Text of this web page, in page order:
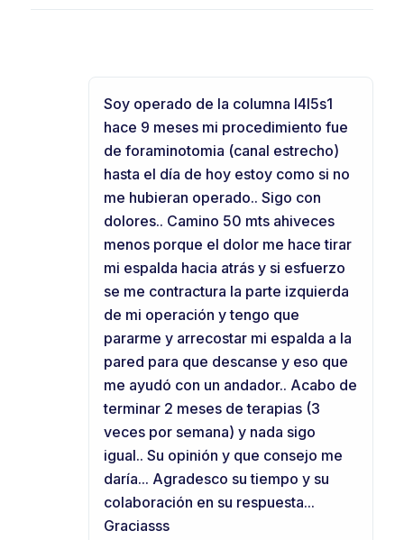
Soy operado de la columna l4l5s1
hace 9 meses mi procedimiento fue
de foraminotomia (canal estrecho)
hasta el día de hoy estoy como si no
me hubieran operado.. Sigo con
dolores.. Camino 50 mts ahiveces
menos porque el dolor me hace tirar
mi espalda hacia atrás y si esfuerzo
se me contractura la parte izquierda
de mi operación y tengo que
pararme y arrecostar mi espalda a la
pared para que descanse y eso que
me ayudó con un andador.. Acabo de
terminar 2 meses de terapias (3
veces por semana) y nada sigo
igual.. Su opinión y que consejo me
daría... Agradesco su tiempo y su
colaboración en su respuesta...
Graciasss